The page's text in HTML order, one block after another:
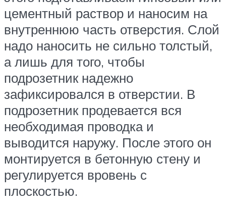
цементный раствор и наносим на
внутреннюю часть отверстия. Слой
надо наносить не сильно толстый,
а лишь для того, чтобы
подрозетник надежно
зафиксировался в отверстии. В
подрозетник продевается вся
необходимая проводка и
выводится наружу. После этого он
монтируется в бетонную стену и
регулируется вровень с
плоскостью.